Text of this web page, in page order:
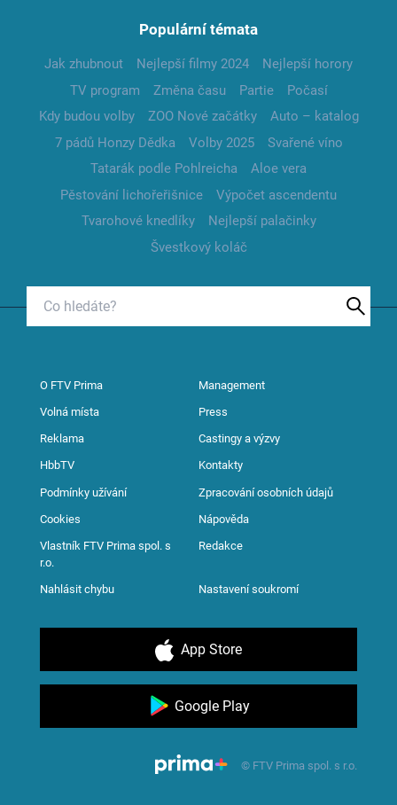
Populární témata
Jak zhubnout Nejlepší filmy 2024
Nejlepší horory
TV program
Změna času Partie
Počasí
Kdy budou volby
ZOO Nové začátky
Auto – katalog
7 pádů Honzy Dědka
Volby 2025
Svařené víno
Tatarák podle Pohlreicha
Aloe vera
Pěstování lichořeřišnice
Výpočet ascendentu
Tvarohové knedlíky
Nejlepší palačinky
Švestkový koláč
O FTV Prima Management
Volná místa Press
Reklama Castingy a výzvy
HbbTV Kontakty
Podmínky užívání Zpracování osobních údajů
Cookies Nápověda
Vlastník FTV Prima spol. s
r.o.
Redakce
Nahlásit chybu Nastavení soukromí
App Store
Google Play
© FTV Prima spol. s r.o.